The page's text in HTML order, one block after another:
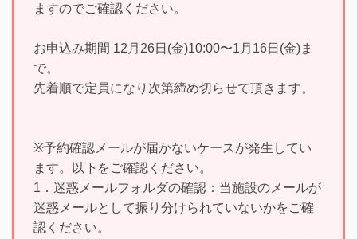
ますのでご確認ください。
お申込み期間 12月26日(金)10:00〜1月16日(金)ま
で。
先着順で定員になり次第締め切らせて頂きます。
※予約確認メールが届かないケースが発生してい
ます。以下をご確認ください。
1．迷惑メールフォルダの確認：当施設のメールが
迷惑メールとして振り分けられていないかをご確
認ください。